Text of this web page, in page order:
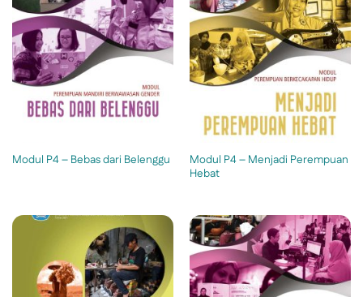
Modul P4 – Bebas dari Belenggu
Modul P4 – Menjadi Perempuan
Hebat